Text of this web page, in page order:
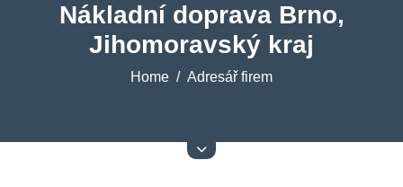
Nákladní doprava Brno,
Jihomoravský kraj
Home Adresář firem